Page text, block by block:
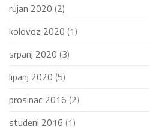
rujan 2020 (2)
kolovoz 2020 (1)
srpanj 2020 (3)
lipanj 2020 (5)
prosinac 2016 (2)
studeni 2016 (1)